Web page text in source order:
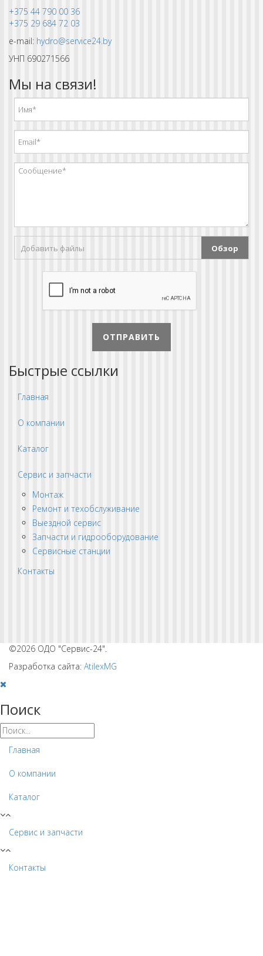
+375 44 790 00 36
+375 29 684 72 03
e-mail: hydro@service24.by
УНП 690271566
Мы на связи!
Добавить файлы Обзор
ОТПРАВИТЬ
Быстрые ссылки
Главная
О компании
Каталог
Сервис и запчасти
Монтаж
Ремонт и техобслуживание
Выездной сервис
Запчасти и гидрооборудование
Сервисные станции
Контакты
©2026 ОДО "Сервис-24".
Разработка сайта: AtilexMG
Поиск
Главная
О компании
Каталог
Сервис и запчасти
Контакты